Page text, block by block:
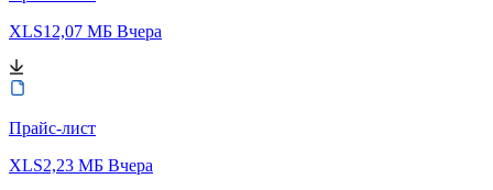
XLS12,07 МБ Вчера
Прайс-лист
XLS2,23 МБ Вчера